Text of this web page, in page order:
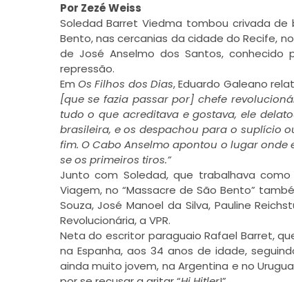
Por Zezé Weiss
Soledad Barret Viedma tombou crivada
Bento, nas cercanias da cidade do Recife,
de José Anselmo dos Santos,
repressão.
EmOs Filhos dos Dias, Eduardo Galeano
[que se fazia passar por] chefe
tudo o que acreditava e gostava, ele
brasileira, e os despachou para o suplício
fim. O Cabo Anselmo apontou o lugar
se os primeiros tiros.”
Junto com Soledad, que trabalhava
Viagem, no “Massacre de São Bento”
Souza, José Manoel da Silva, Pauline
Revolucionária, a VPR.
Neta do escritor paraguaio Rafael Barret,
na Espanha, aos 34 anos de idade,
ainda muito jovem, na Argentina e no